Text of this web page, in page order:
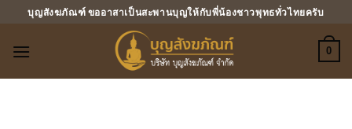
บุญสังฆภัณฑ์ ขออาสาเป็นสะพานบุญให้กับพี่น้องชาวพุทธทั่วไทยครับ
0